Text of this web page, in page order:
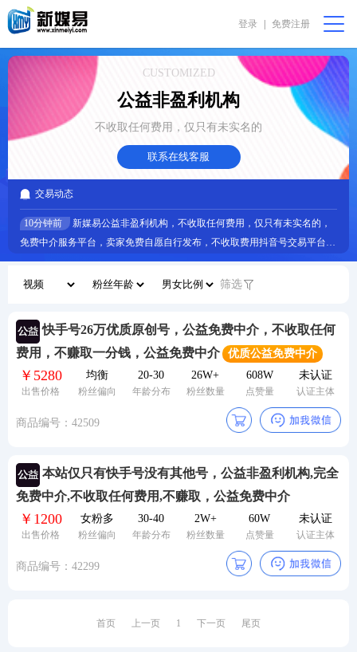
登录 免费注册
购物篮 [0] 我要代售 在线咨询
直播助农
振兴乡村
我要求购
24小时服务热线：
CUSTOMIZED
公益非盈利机构
不收取任何费用，仅只有未实名的
联系在线客服
交易动态
10分钟前
新媒易公益非盈利机构，不收取任何费用，仅只有未实名的，
免费中介服务平台，卖家免费自愿自行发布，不收取费用抖音号交易平台价
格正规平台
筛选
快手号26万优质原创号，公益免费中介，不收取任何
费用，不赚取一分钱，公益免费中介
优质公益免费中介
出售价格
￥5280
粉丝偏向
均衡
年龄分布
20-30
粉丝数量
26W+
点赞量
608W
认证主体
未认证
商品编号：42509
本站仅只有快手号没有其他号，公益非盈利机构,完全
免费中介,不收取任何费用,不赚取，公益免费中介
出售价格
￥1200
粉丝偏向
女粉多
年龄分布
30-40
粉丝数量
2W+
点赞量
60W
认证主体
未认证
商品编号：42299
首页 上一页 1 下一页 尾页